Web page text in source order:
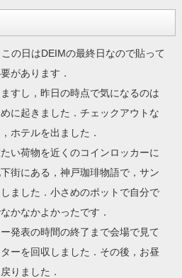
の日はDEIMの最終日なので貼って
があります．
すし，昨日の時点で気になるのは
に起きました．チェックアウトな
ホテルを出ました．
い荷物を近くのコインロッカーに
街にある，神戸珈琲物語で，サン
ました．小さめのポットで自分で
かなかよかったです．
発表の時間の終了まで会場で見て
ーを回収しました．その後，お昼
りました．